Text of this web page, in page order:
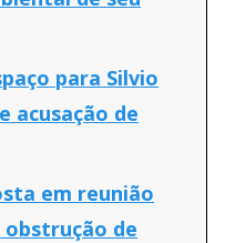
para Silvio
acusação de
em reunião
de